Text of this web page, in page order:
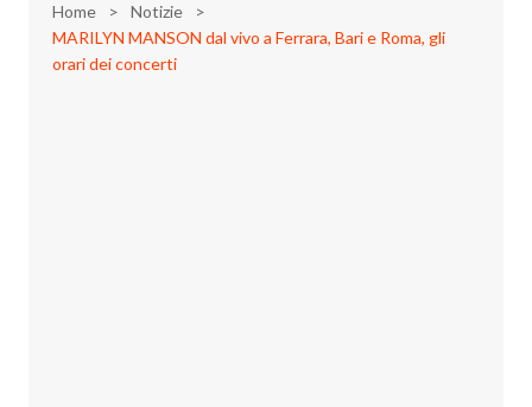
Home
Notizie
MARILYN MANSON dal vivo a Ferrara, Bari e Roma, gli
orari dei concerti